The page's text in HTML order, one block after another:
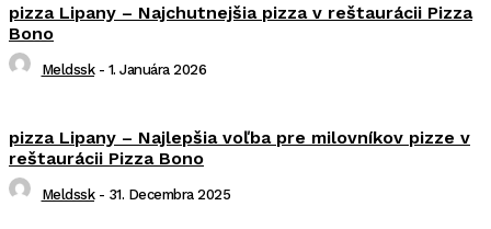
pizza Lipany – Najchutnejšia pizza v reštaurácii Pizza
Bono
Meldssk - 1. Januára 2026
pizza Lipany – Najlepšia voľba pre milovníkov pizze v
reštaurácii Pizza Bono
Meldssk - 31. Decembra 2025